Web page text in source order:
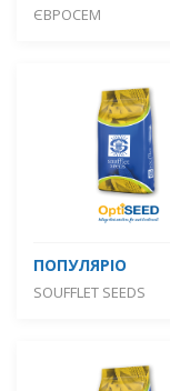
ЄВРОСЕМ
ПОПУЛЯРІО
SOUFFLET SEEDS